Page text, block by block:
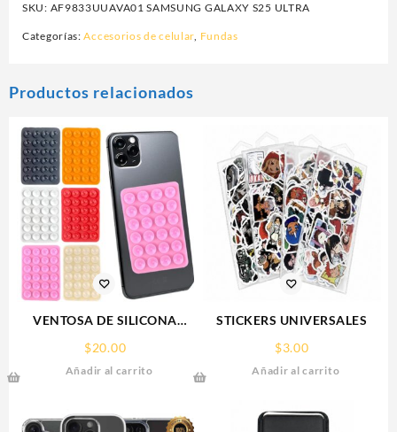
SKU: AF9833UUAVA01 SAMSUNG GALAXY S25 ULTRA
Categorías:Accesorios de celular, Fundas
Productos relacionados
VENTOSA DE SILICONA
$20.00
Añadir al carrito
STICKERS UNIVERSALES
$3.00
Añadir al carrito